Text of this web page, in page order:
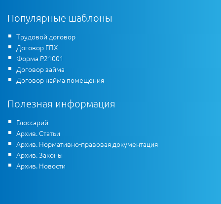
Популярные шаблоны
Трудовой договор
Договор ГПХ
Форма Р21001
Договор займа
Договор найма помещения
Полезная информация
Глоссарий
Архив. Статьи
Архив. Нормативно-правовая документация
Архив. Законы
Архив. Новости